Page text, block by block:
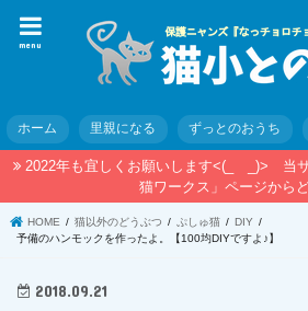
menu
ホーム 里親になる ずっとのおうち
2022年も宜しくお願いします<(_ _)> 当
猫ワークス」ページから
HOME 猫以外のどうぶつ ぷしゅ猫
DIY
予備のハンモックを作ったよ。【100均DIYですよ♪】
2018.09.21